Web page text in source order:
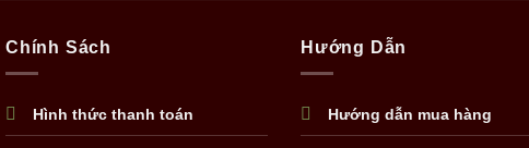
Chính Sách
Hình thức thanh toán
Hướng Dẫn
Hướng dẫn mua hàng